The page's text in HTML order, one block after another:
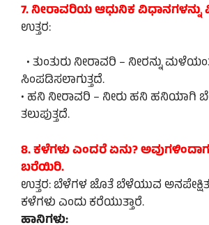
7. ನೀರಾವರಿಯ ಆಧುನಿಕ
ಉತ್ತರ:
• ತುಂತುರು ನೀರಾವರಿ – ನೀರನ್ನು
ಸಿಂಪಡಿಸಲಾಗುತ್ತದೆ.
• ಹನಿ ನೀರಾವರಿ – ನೀರು ಹನಿ ಹನಿಯಾಗಿ
ತಲುಪುತ್ತದೆ.
8. ಕಳೆಗಳು ಎಂದರೆ ಏನು?
ಬರೆಯಿರಿ.
ಉತ್ತರ: ಬೆಳೆಗಳ ಜೊತೆ ಬೆಳೆಯುವ ಅನಪೇಕ್ಷಿತ
ಕಳೆಗಳು ಎಂದು ಕರೆಯುತ್ತಾರೆ.
ಹಾನಿಗಳು: